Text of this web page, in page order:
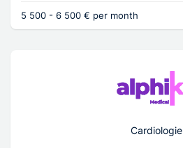
5 500 - 6 500 € per month
Cardiologie